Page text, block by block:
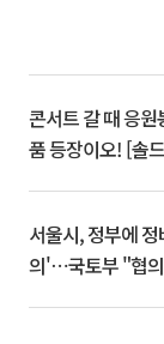
콘서트 갈 때 응
품 등장이오! [솔
서울시, 정부에
의'⋯국토부 "협